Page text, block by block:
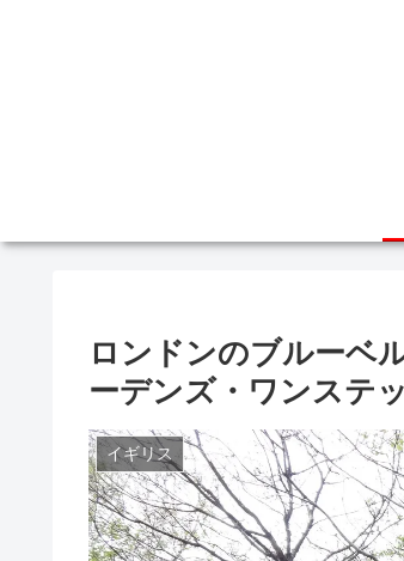
ロンドンのブルーベ
ーデンズ・ワンステ
イギリス